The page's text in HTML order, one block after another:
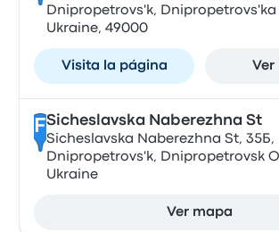
Dnipropetrovs'k, Dnipropetrovs'ka
Ukraine, 49000
Visita la página Ver
FSicheslavska Naberezhna St
Sicheslavska Naberezhna St, 35Б,
Dnipropetrovs'k, Dnipropetrovsk
Ukraine
Ver mapa